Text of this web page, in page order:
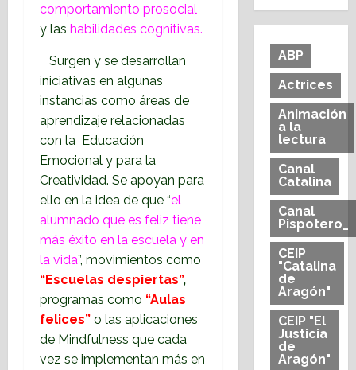
comportamiento prosocial
y las habilidades cognitivas.
Surgen y se desarrollan
iniciativas en algunas
instancias como áreas de
aprendizaje relacionadas
con la Educación
Emocional y para la
Creatividad. Se apoyan para
ello en la idea de que “el
alumnado que es feliz tiene
más éxito en la escuela y en
la vida”, movimientos como
“Escuelas despiertas”,
programas como “Aulas
felices” o las aplicaciones
de Mindfulness que cada
vez se implementan más en
ABP
Actrices
Animación
a la
lectura
Canal
Catalina
Canal
Pispotero_
CEIP
"Catalina
de
Aragón"
CEIP "El
Justicia
de
Aragón"